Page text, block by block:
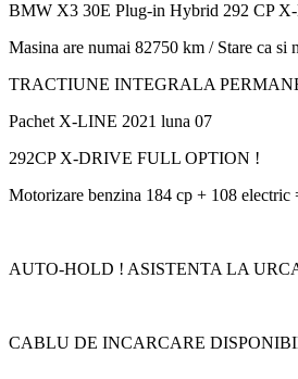
BMW X3 30E Plug-in Hybrid 292 CP
Masina are numai 82750 km / Stare ca si
TRACTIUNE INTEGRALA
Pachet X-LINE 2021 luna 07
292CP X-DRIVE FULL OPTION !
Motorizare benzina 184 cp + 108 electric
AUTO-HOLD ! ASISTENTA LA
CABLU DE INCARCARE